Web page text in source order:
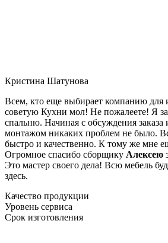
Кристина Шатунова
Всем, кто еще выбирает компанию для
советую Кухни мол! Не пожалеете! Я
спальню. Начиная с обсуждения заказа
монтажом никаких проблем не было.
быстро и качественно. К тому же мне
Огромное спасибо сборщику Алексею
Это мастер своего дела! Всю мебель
здесь.
Качество продукции
Уровень сервиса
Срок изготовления